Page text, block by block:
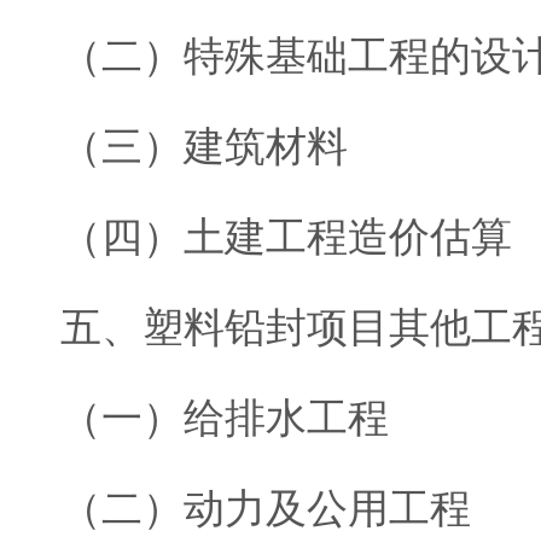
（二）特殊基础工程的设
（三）建筑材料
（四）土建工程造价估算
五、塑料铅封项目其他工
（一）给排水工程
（二）动力及公用工程